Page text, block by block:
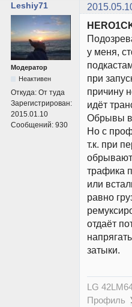
Leshiy71
Модератор
Неактивен
Откуда: От туда
Зарегистрирован:
2015.01.10
Сообщений: 930
у меня,
при
причину
идёт
Обрывы
Но с
т.к. при
трафика
или
равно
отдаёт
затыки.
LG
Профиль